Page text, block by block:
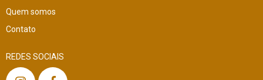
Quem somos
Contato
REDES SOCIAIS